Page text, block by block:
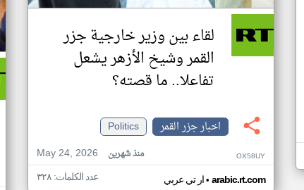
لقاء بين وزير خارجية جزر
القمر وشيخ الأزهر يشعل
تفاعلا.. ما قصته؟
اخبار جزر القمر
Politics
May 24, 2026
منذ شهرين OX58UY
ار تي عربي• arabic.rt.com عدد الكلمات: ٣٢٨